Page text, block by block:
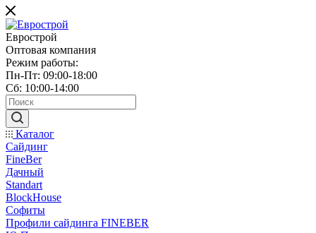
Еврострой
Оптовая компания
Режим работы:
Пн-Пт: 09:00-18:00
Сб: 10:00-14:00
Каталог
Сайдинг
FineBer
Дачный
Standart
BlockHouse
Софиты
Профили сайдинга FINEBER